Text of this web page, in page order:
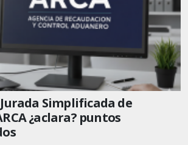
Simplificada de
¿aclara? puntos